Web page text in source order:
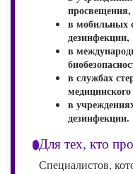
просвещения,
в мобильных
дезинфекции,
в
в службах
в
дезинфекции.
Для тех, кто
Специалистов,